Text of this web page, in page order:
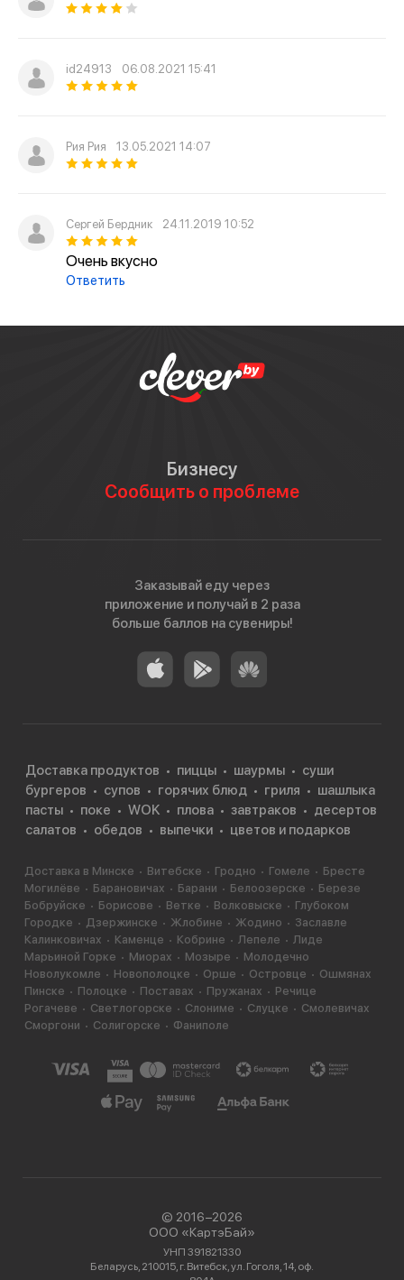
id24913 06.08.2021 15:41
Рия Рия 13.05.2021 14:07
Сергей Бердник 24.11.2019 10:52
Очень вкусно
Ответить
Бизнесу
Сообщить о проблеме
Заказывай еду через
приложение и получай в 2 раза
больше баллов на сувениры!
Доставка продуктов пиццы шаурмы
суши
бургеров
супов горячих блюд гриля
шашлыка
пасты
поке WOK плова завтраков
десертов
салатов
обедов выпечки цветов и подарков
Доставка в Минске Витебске Гродно Гомеле
Бресте
Могилёве
Барановичах Барани Белоозерске
Березе
Бобруйске
Борисове Ветке Волковыске
Глубоком
Городке
Дзержинске Жлобине Жодино
Заславле
Калинковичах
Каменце Кобрине Лепеле
Лиде
Марьиной Горке
Миорах Мозыре
Молодечно
Новолукомле
Новополоцке Орше Островце
Ошмянах
Пинске
Полоцке Поставах Пружанах
Речице
Рогачеве
Светлогорске Слониме Слуцке
Смолевичах
Сморгони
Солигорске Фаниполе
© 2016−2026
ООО «КартэБай»
УНП 391821330
Беларусь, 210015, г. Витебск, ул. Гоголя, 14, оф.